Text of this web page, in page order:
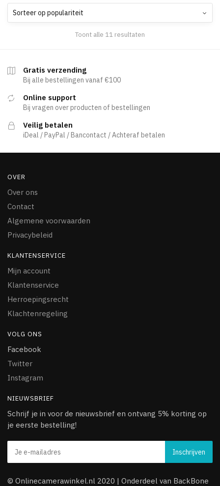
Toont alle 11 resultaten
Gratis verzending
Bij alle bestellingen vanaf €100
Online support
Bij vragen over producten of bestellingen
Veilig betalen
iDeal / PayPal / Bancontact / Achteraf betalen
OVER
Over ons
Contact
Algemene voorwaarden
Privacybeleid
KLANTENSERVICE
Mijn account
Klantenservice
Herroepingsrecht
Klachtenregeling
VOLG ONS
Facebook
Twitter
Instagram
NIEUWSBRIEF
Schrijf je in voor de nieuwsbrief en ontvang 5% korting op
je eerste bestelling!
© Onlinecamerawinkel.nl 2020 | Onderdeel van BackBone